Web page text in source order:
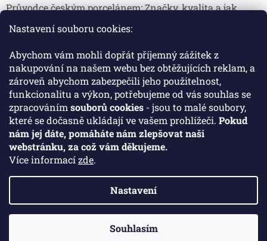
Nastavení souboru cookies:
Abychom vám mohli dopřát příjemný zážitek z
nakupování na našem webu bez obtěžujících reklam, a
zároveň abychom zabezpečili jeho použitelnost,
funkcionalitu a výkon, potřebujeme od vás souhlas se
zpracováním souborů cookies - jsou to malé soubory,
které se dočasně ukládají ve vašem prohlížeči. Pokud
nám jej dáte, pomáháte nám zlepšovat naši
webstránku, za což vám děkujeme.
Více informacízde.
Nastavení
Souhlasím
Průvodce českým porcelánem: Značky, kvalita a jak
Jak skladovat broušené sklenice, aby se nepoškodily?
Broušené sklenice jsou symbolem elegance, tradice a luxusu. ...
Facebook
Vytvořil Shoptet
Crystal Porcelan. Všechna práva vyhrazena.